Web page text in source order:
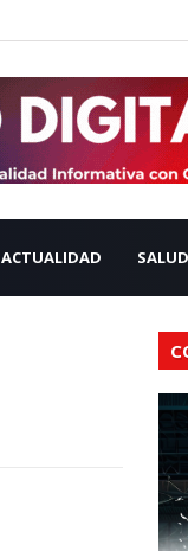
ACTUALIDAD SALUD